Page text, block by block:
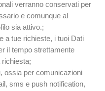
verranno conservati per
e comunque al
sia attivo.;
a tue richieste, i tuoi Dati
il tempo strettamente
richiesta;
ossia per comunicazioni
sms e push notification,